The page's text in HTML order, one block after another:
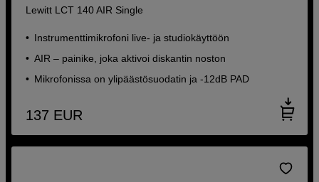
Lewitt LCT 140 AIR Single
Instrumenttimikrofoni live- ja studiokäyttöön
AIR – painike, joka aktivoi diskantin noston
Mikrofonissa on ylipäästösuodatin ja -12dB PAD
137 EUR